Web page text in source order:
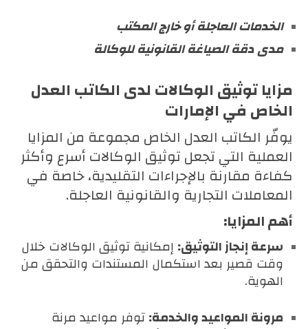
الخدمات العاجلة أو خارج المكتب
مدى دقة الصياغة القانونية للوكالة
مزايا توثيق الوكالات لدى الكاتب العدل
الخاص في الإمارات
يوفّر الكاتب العدل الخاص مجموعة من المزايا
العملية التي تجعل توثيق الوكالات أسرع وأكثر
كفاءة مقارنة بالإجراءات التقليدية، خاصة في
المعاملات التجارية والقانونية العاجلة.
أهم المزايا:
سرعة إنجاز التوثيق: إمكانية توثيق الوكالات خلال
وقت قصير بعد استكمال المستندات والتحقق من
الهوية.
مرونة المواعيد والخدمة:توفر مواعيد مرنة